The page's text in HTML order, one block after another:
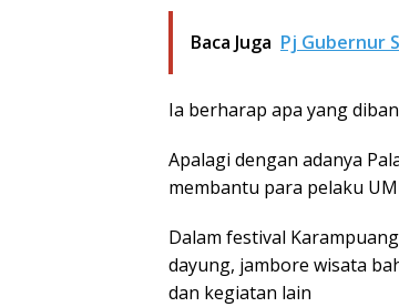
Baca Juga Pj Gubernur
Ia berharap apa yang
Apalagi dengan adanya
membantu para pelaku
Dalam festival
dayung, jambore wisata
dan kegiatan lain